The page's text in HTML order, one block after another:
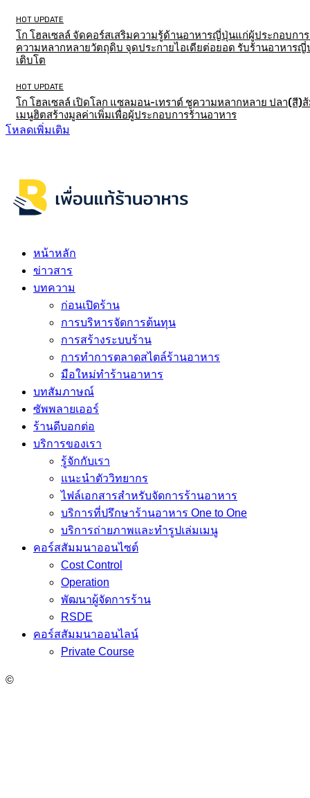
HOT UPDATE
โก โฮลเซลล์ จัดคอร์สเสริมความรู้ด้านอาหารญี่ปุ่นแก่ผู้ประกอบกา
ความหลากหลายวัตถุดิบ จุดประกายไอเดียต่อยอด รับร้านอาหาร
เติบโต
HOT UPDATE
โก โฮลเซลล์ เปิดโลก แซลมอน-เทราต์ ชูความหลากหลาย ปลา(สี)
เมนูฮิตสร้างมูลค่าเพิ่มเพื่อผู้ประกอบการร้านอาหาร
โหลดเพิ่มเติม
หน้าหลัก
ข่าวสาร
บทความ
ก่อนเปิดร้าน
การบริหารจัดการต้นทุน
การสร้างระบบร้าน
การทำการตลาดสไตล์ร้านอาหาร
มือใหม่ทำร้านอาหาร
บทสัมภาษณ์
ซัพพลายเออร์
ร้านดีบอกต่อ
บริการของเรา
รู้จักกับเรา
แนะนำตัววิทยากร
ไฟล์เอกสารสำหรับจัดการร้านอาหาร
บริการที่ปรึกษาร้านอาหาร One to One
บริการถ่ายภาพและทำรูปเล่มเมนู
คอร์สสัมมนาออนไซต์
Cost Control
Operation
พัฒนาผู้จัดการร้าน
RSDE
คอร์สสัมมนาออนไลน์
Private Course
©